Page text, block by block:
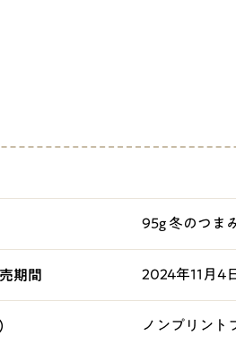
95g 冬のつま
期間 2024年11月4
ノンプリント